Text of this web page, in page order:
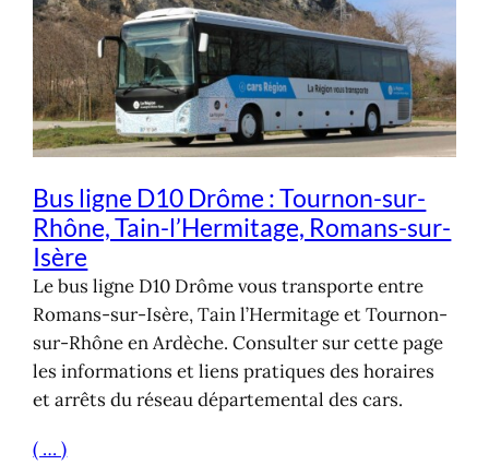
Bus ligne D10 Drôme : Tournon-sur-
Rhône, Tain-l’Hermitage, Romans-sur-
Isère
Le bus ligne D10 Drôme vous transporte entre
Romans-sur-Isère, Tain l’Hermitage et Tournon-
sur-Rhône en Ardèche. Consulter sur cette page
les informations et liens pratiques des horaires
et arrêts du réseau départemental des cars.
( … )